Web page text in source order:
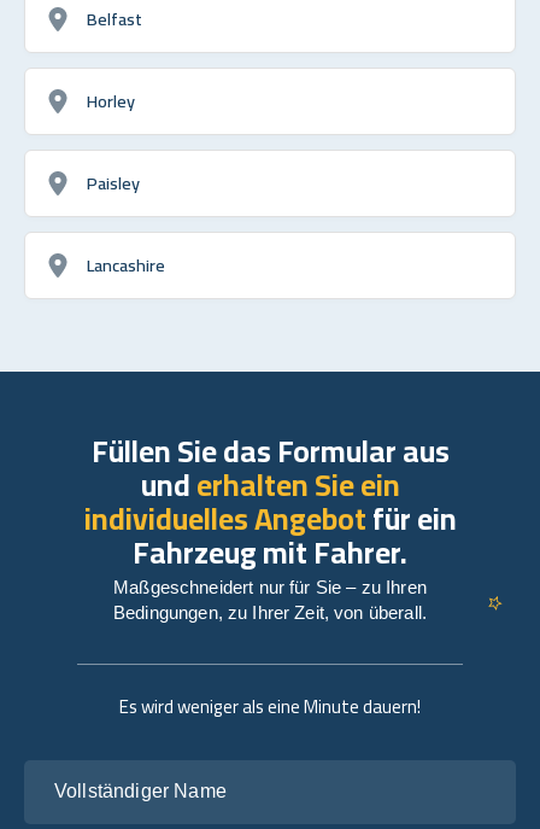
Belfast
Horley
Paisley
Lancashire
Es wird weniger als eine Minute dauern!
Füllen Sie das Formular aus
underhalten Sie ein
individuelles Angebotfür ein
Fahrzeug mit Fahrer.
Maßgeschneidert nur für Sie – zu Ihren
Bedingungen, zu Ihrer Zeit, von überall.